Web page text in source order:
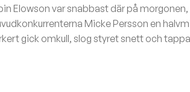
Elowson var snabbast där på
Micke Persson en
gick omkull, slog styret snett och